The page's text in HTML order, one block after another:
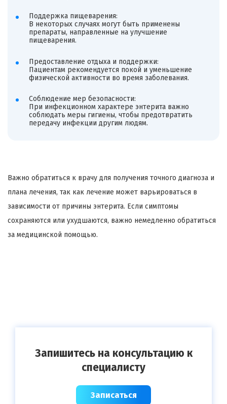
Поддержка пищеварения:
В некоторых случаях могут быть применены
препараты, направленные на улучшение
пищеварения.
Предоставление отдыха и поддержки:
Пациентам рекомендуется покой и уменьшение
физической активности во время заболевания.
Соблюдение мер безопасности:
При инфекционном характере энтерита важно
соблюдать меры гигиены, чтобы предотвратить
передачу инфекции другим людям.
Важно обратиться к врачу для получения точного диагноза и
плана лечения, так как лечение может варьироваться в
зависимости от причины энтерита. Если симптомы
сохраняются или ухудшаются, важно немедленно обратиться
за медицинской помощью.
Запишитесь на консультацию к
специалисту
Записаться